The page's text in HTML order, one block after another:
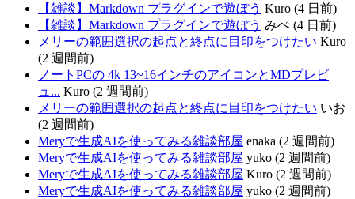
【雑談】Markdown プラグインで遊ぼう Kuro (4 日前)
【雑談】Markdown プラグインで遊ぼう みぺ (4 日前)
メリーの範囲選択の起点と終点に目印をつけたい Kuro
(2 週間前)
ノートPCの 4k 13~16インチのアイコンとMDプレビ
ュ... Kuro (2 週間前)
メリーの範囲選択の起点と終点に目印をつけたい いお
(2 週間前)
Meryで生成AIを使ってみる雑談部屋 enaka (2 週間前)
Meryで生成AIを使ってみる雑談部屋 yuko (2 週間前)
Meryで生成AIを使ってみる雑談部屋 Kuro (2 週間前)
Meryで生成AIを使ってみる雑談部屋 yuko (2 週間前)